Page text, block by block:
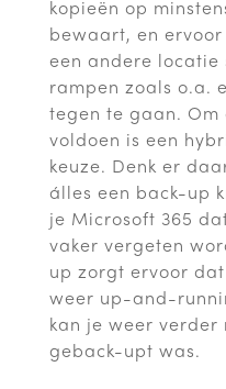
kopieën op
bewaart, en
een andere locatie
rampen zoals o.a.
tegen te gaan.
voldoen is een
keuze. Denk er
álles een back-up
je Microsoft 365
vaker vergeten
up zorgt ervoor
weer up-and-
kan je weer
geback-upt was.